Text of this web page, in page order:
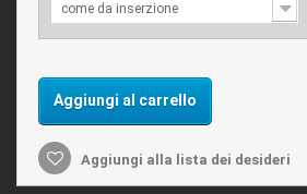
come da inserzione
Aggiungi al carrello
Aggiungi alla lista dei desideri